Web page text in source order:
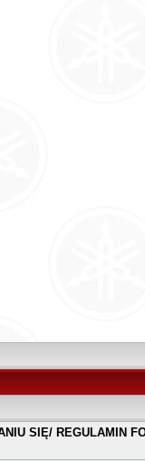
SIĘ/ REGULAMIN